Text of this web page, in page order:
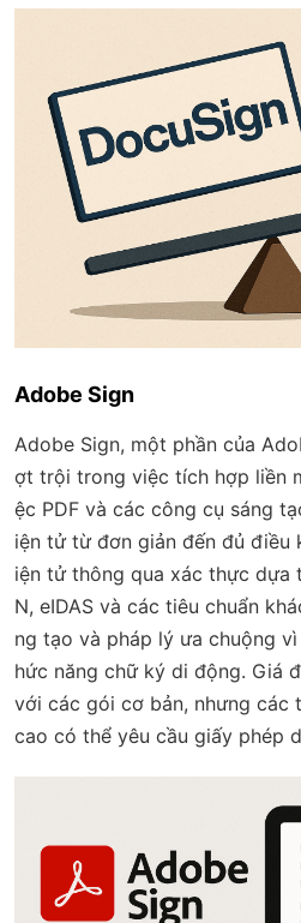
Adobe Sign
Adobe Sign, một phần của
ợt trội trong việc tích hợp liền
ệc PDF và các công cụ sáng
iện tử từ đơn giản đến đủ điều
iện tử thông qua xác thực dựa
N, eIDAS và các tiêu chuẩn
ng tạo và pháp lý ưa chuộng
hức năng chữ ký di động. Giá
với các gói cơ bản, nhưng các
cao có thể yêu cầu giấy phép